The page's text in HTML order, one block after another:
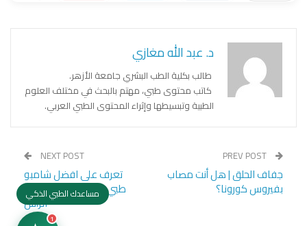
د. عبد الله مغازي
طالب بكلية الطب البشري جامعة الأزهر.
كاتب محتوى طبي، مهتم بالبحث في مختلف العلوم
الطبية وتبسيطها وإثراء المحتوى الطبي العربي.
جفاف الحلق | هل أنت مصاب
بفيروس كورونا؟
NEXT POST
تعرف على افضل شامبو
طبي لعلاج مشاكل فروة
الرأس
مساعدك الطبي الذكي
1